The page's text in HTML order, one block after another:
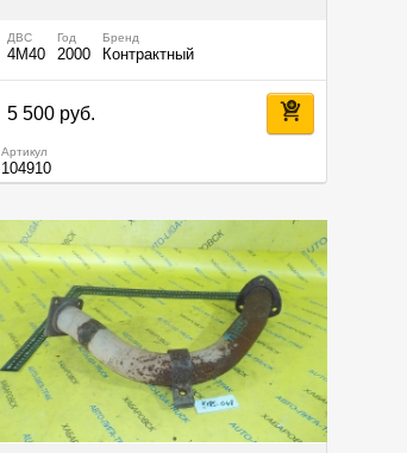
ДВС
4M40
Год
2000
Бренд
Контрактный
5 500 руб.
Артикул
104910